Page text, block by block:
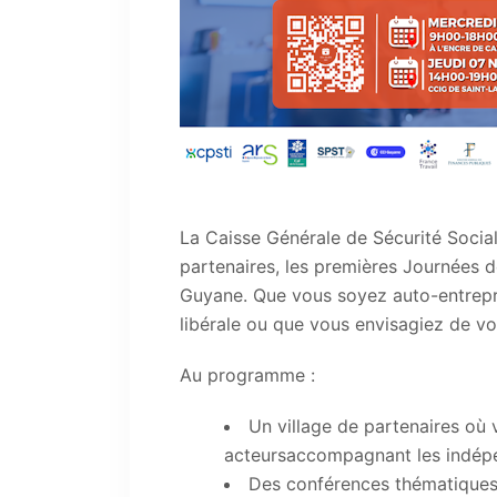
La Caisse Générale de Sécurité
partenaires, les premières Journées
Guyane. Que vous soyez auto-
libérale ou que vous envisagiez de
Au programme :
Un village de partenaires où
acteursaccompagnant les
Des conférences